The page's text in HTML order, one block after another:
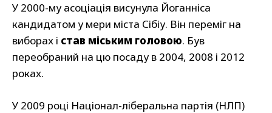
У 2000-му асоціація висунула Йоганніса
кандидатом у мери міста Сібіу. Він переміг на
виборах і став міським головою. Був
переобраний на цю посаду в 2004, 2008 і 2012
роках.
У 2009 році Націонал-ліберальна партія (НЛП)